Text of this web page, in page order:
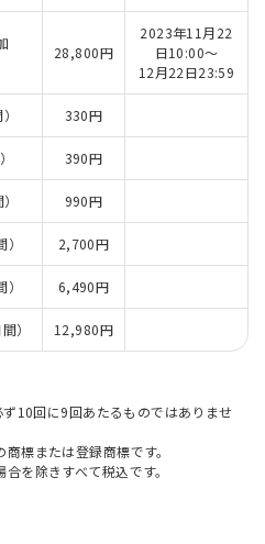
28,800円
2023年11月22
日10:00～
12月22日23:59
330円
390円
990円
2,700円
6,490円
） 12,980円
10回に9回あたるものではありませ
標または登録商標です。
を除きすべて税込です。